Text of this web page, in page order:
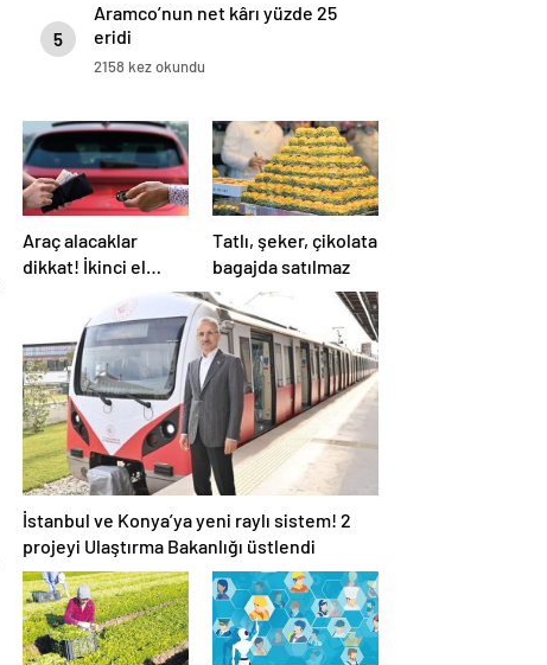
5
Aramco’nun net kârı yüzde 25
eridi
2158 kez okundu
Araç alacaklar
dikkat! İkinci el
otoda ‘zam’ uyarısı
Tatlı, şeker, çikolata
bagajda satılmaz
İstanbul ve Konya’ya yeni raylı sistem! 2
projeyi Ulaştırma Bakanlığı üstlendi